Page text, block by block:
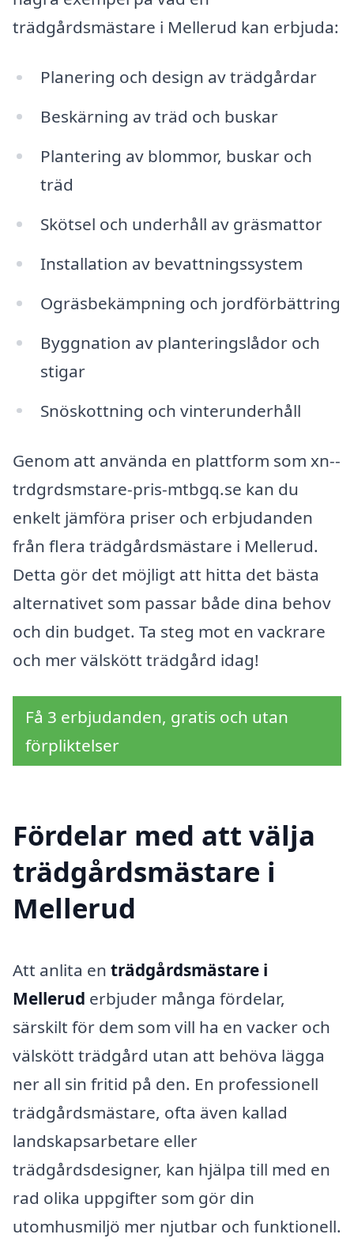
trädgårdsmästare i Mellerud kan erbjuda:
Planering och design av trädgårdar
Beskärning av träd och buskar
Plantering av blommor, buskar och
träd
Skötsel och underhåll av gräsmattor
Installation av bevattningssystem
Ogräsbekämpning och jordförbättring
Byggnation av planteringslådor och
stigar
Snöskottning och vinterunderhåll
Genom att använda en plattform som xn--
trdgrdsmstare-pris-mtbgq.se kan du
enkelt jämföra priser och erbjudanden
från flera trädgårdsmästare i Mellerud.
Detta gör det möjligt att hitta det bästa
alternativet som passar både dina behov
och din budget. Ta steg mot en vackrare
och mer välskött trädgård idag!
Få 3 erbjudanden, gratis och utan
förpliktelser
Fördelar med att välja
trädgårdsmästare i
Mellerud
Att anlita en trädgårdsmästare i
Mellerud erbjuder många fördelar,
särskilt för dem som vill ha en vacker och
välskött trädgård utan att behöva lägga
ner all sin fritid på den. En professionell
trädgårdsmästare, ofta även kallad
landskapsarbetare eller
trädgårdsdesigner, kan hjälpa till med en
rad olika uppgifter som gör din
utomhusmiljö mer njutbar och funktionell.